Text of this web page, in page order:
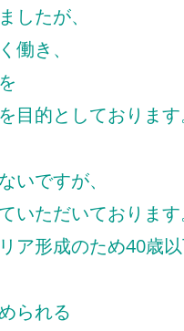
したが、
働き、
目的としておりま
いですが、
いただいておりま
ア形成のため40歳
られる